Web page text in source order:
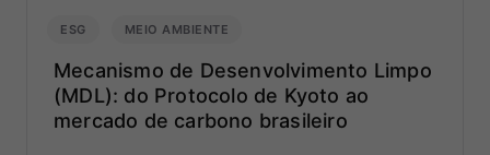
ESG MEIO AMBIENTE
Mecanismo de Desenvolvimento Limpo
(MDL): do Protocolo de Kyoto ao
mercado de carbono brasileiro